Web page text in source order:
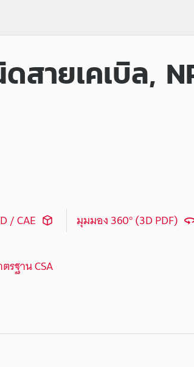
สายเคเบิล,
/ CAE มุมมอง 360° (3D PDF)
รฐาน CSA